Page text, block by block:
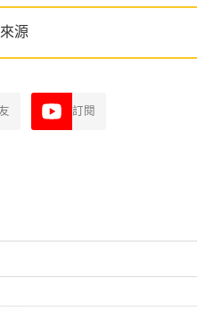
源
訂閱